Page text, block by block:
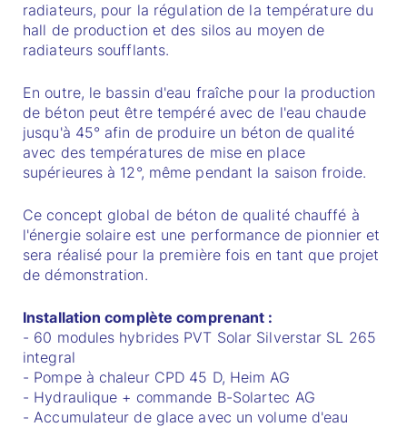
radiateurs, pour la régulation de la température du
hall de production et des silos au moyen de
radiateurs soufflants.
En outre, le bassin d'eau fraîche pour la production
de béton peut être tempéré avec de l'eau chaude
jusqu'à 45° afin de produire un béton de qualité
avec des températures de mise en place
supérieures à 12°, même pendant la saison froide.
Ce concept global de béton de qualité chauffé à
l'énergie solaire est une performance de pionnier et
sera réalisé pour la première fois en tant que projet
de démonstration.
Installation complète comprenant :
- 60 modules hybrides PVT Solar Silverstar SL 265
integral
- Pompe à chaleur CPD 45 D, Heim AG
- Hydraulique + commande B-Solartec AG
- Accumulateur de glace avec un volume d'eau